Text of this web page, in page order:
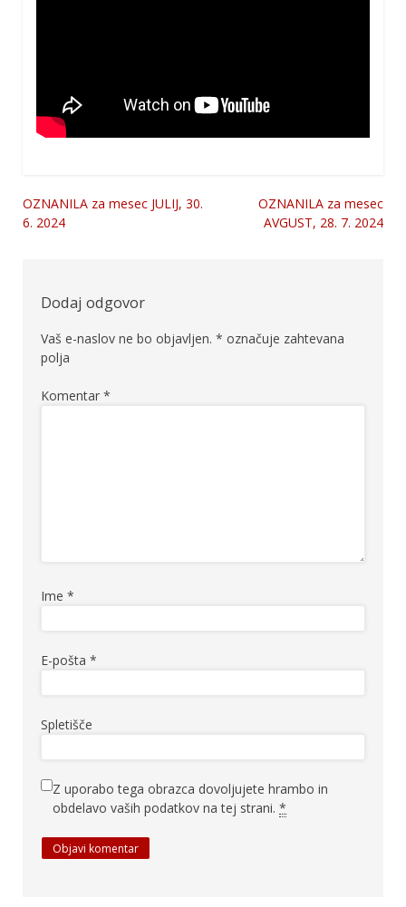
Navigacija
OZNANILA za mesec JULIJ, 30.
6. 2024
OZNANILA za mesec
AVGUST, 28. 7. 2024
Dodaj odgovor
Vaš e-naslov ne bo objavljen. * označuje zahtevana
polja
Komentar *
Ime *
E-pošta *
Spletišče
Z uporabo tega obrazca dovoljujete hrambo in
obdelavo vaših podatkov na tej strani. *